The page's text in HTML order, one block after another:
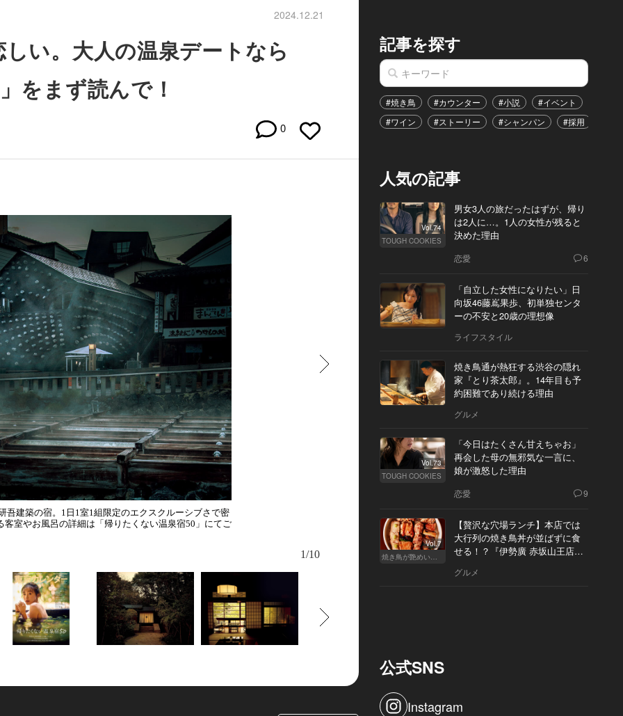
2024.12.21
い。大人の温泉デートなら
をまず読んで！
0
吾建築の宿。1日1室1組限定のエクスクルーシブさで密
室やお風呂の詳細は「帰りたくない温泉宿50」にてご
1/10
記事を探す
#焼き鳥 #カウンター #小説 #イベント
#ワイン
#ストーリー #シャンパン #採用
人気の記事
Vol.74
TOUGH COOKIES
男女3人の旅だったはずが、帰り
は2人に…。1人の女性が残ると
決めた理由
恋愛 6
「自立した女性になりたい」日
向坂46藤嶌果歩、初単独センタ
ーの不安と20歳の理想像
ライフスタイル
焼き鳥通が熱狂する渋谷の隠れ
家『とり茶太郎』。14年目も予
約困難であり続ける理由
グルメ
Vol.73
TOUGH COOKIES
「今日はたくさん甘えちゃお」
再会した母の無邪気な一言に、
娘が激怒した理由
恋愛 9
Vol.7
焼き鳥が艶めいてきた
【贅沢な穴場ランチ】本店では
大行列の焼き鳥丼が並ばずに食
せる！？『伊勢廣 赤坂山王店』
グルメ
公式SNS
Instagram